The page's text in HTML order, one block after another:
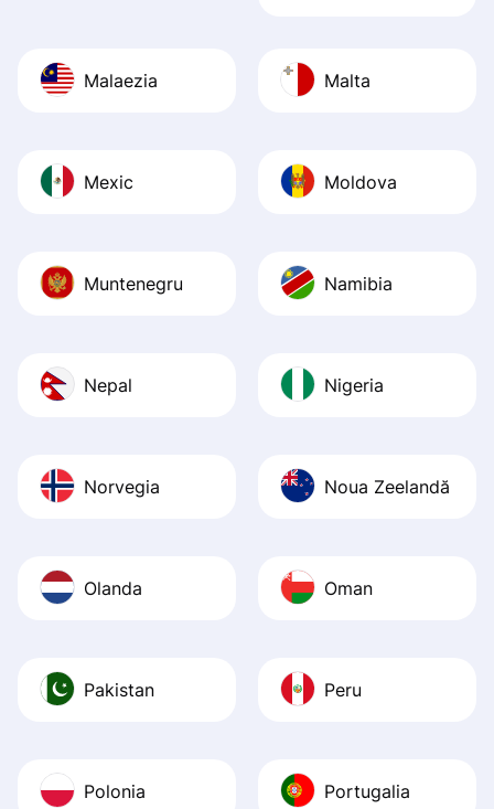
Malaezia Malta
Mexic Moldova
Muntenegru Namibia
Nepal Nigeria
Norvegia Noua Zeelandă
Olanda Oman
Pakistan Peru
Polonia Portugalia